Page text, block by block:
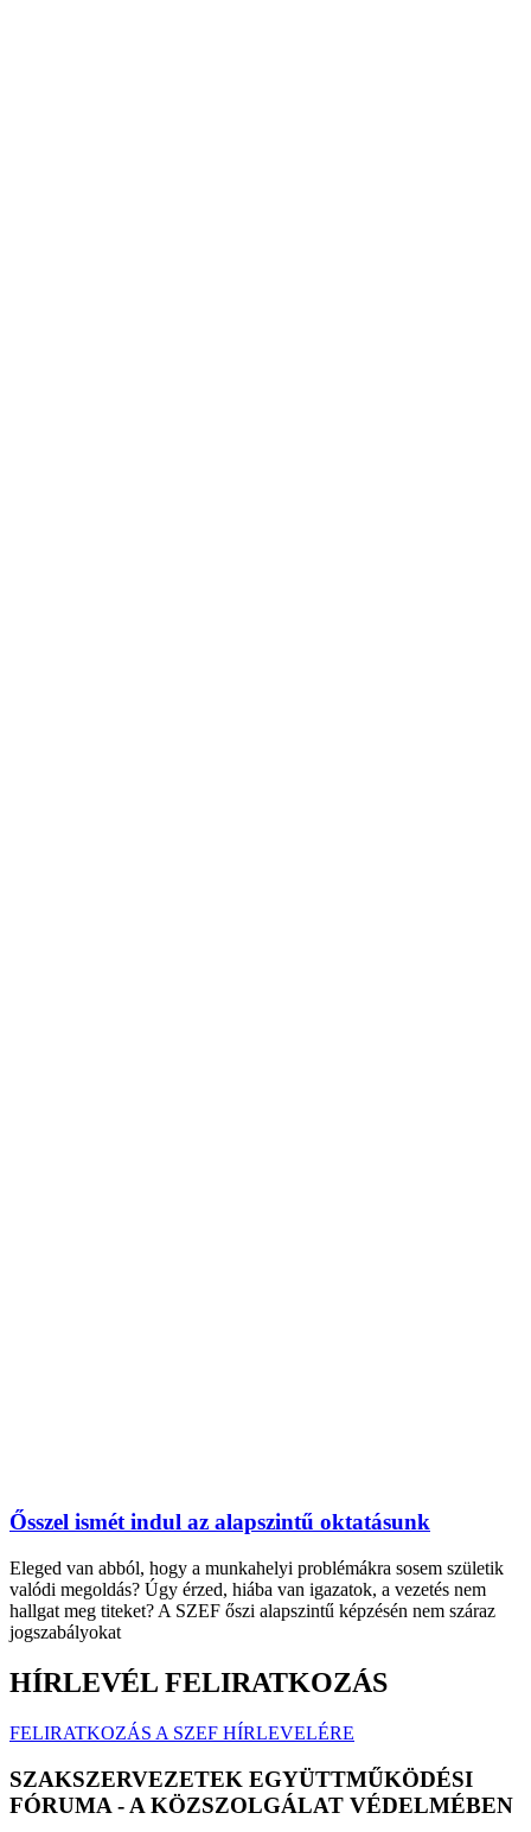
Ősszel ismét indul az alapszintű oktatásunk
Eleged van abból, hogy a munkahelyi problémákra sosem születik
valódi megoldás? Úgy érzed, hiába van igazatok, a vezetés nem
hallgat meg titeket? A SZEF őszi alapszintű képzésén nem száraz
jogszabályokat
HÍRLEVÉL FELIRATKOZÁS
FELIRATKOZÁS A SZEF HÍRLEVELÉRE
SZAKSZERVEZETEK EGYÜTTMŰKÖDÉSI
FÓRUMA - A KÖZSZOLGÁLAT VÉDELMÉBEN